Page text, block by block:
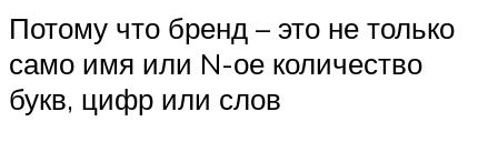
Потому что бренд – это не только
само имя или N-ое количество
букв, цифр или слов